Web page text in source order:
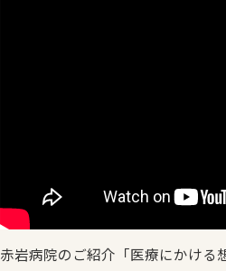
赤岩病院のご紹介「医療にかけ